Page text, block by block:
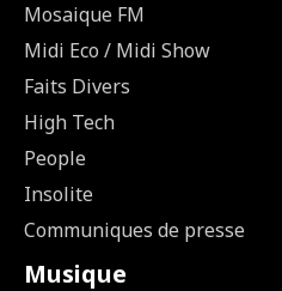
Mosaique FM
Midi Eco / Midi Show
Faits Divers
High Tech
People
Insolite
Communiques de presse
Musique